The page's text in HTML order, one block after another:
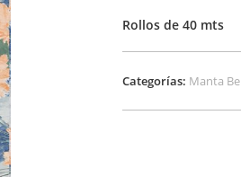
Rollos de 40 mts
Categorías: Manta